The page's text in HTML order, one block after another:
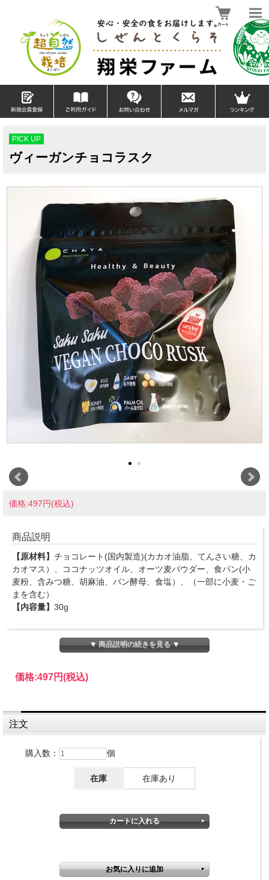
PICK UP
ヴィーガンチョコラスク
価格:497円(税込)
商品説明
【原材料】 チョコレート(国内製造)(カカオ油脂、てんさい糖、カ
カオマス）、ココナッツオイル、オーツ麦パウダー、食パン(小
麦粉、含みつ糖、胡麻油、パン酵母、食塩）、（一部に小麦・ご
まを含む）
【内容量】 30g
植物性原料100％のヴィーガンチョコラスクです。ココナッツオ
した。
サクサクとしたラスクの食感と濃厚なチョコの風味をお楽しみい
ただけます。
▼ 商品説明の続きを見る ▼
価格:497円(税込)
注文
購入数： 個
在庫 在庫あり